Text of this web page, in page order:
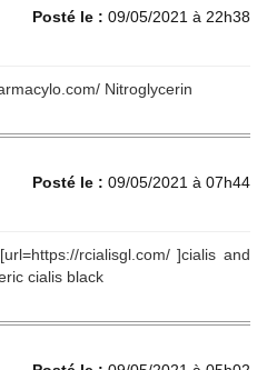
Posté le : 09/05/2021 à 22h38
Nitroglycerin
Posté le : 09/05/2021 à 07h44
rcialisgl.com/ ]cialis and
cialis black